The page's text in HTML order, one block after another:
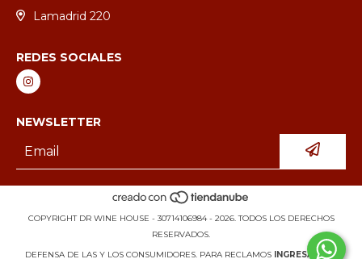
Lamadrid 220
REDES SOCIALES
NEWSLETTER
COPYRIGHT DR WINE HOUSE - 30714106984 - 2026. TODOS LOS DERECHOS
RESERVADOS.
DEFENSA DE LAS Y LOS CONSUMIDORES. PARA RECLAMOS
INGRESÁ ACÁ.